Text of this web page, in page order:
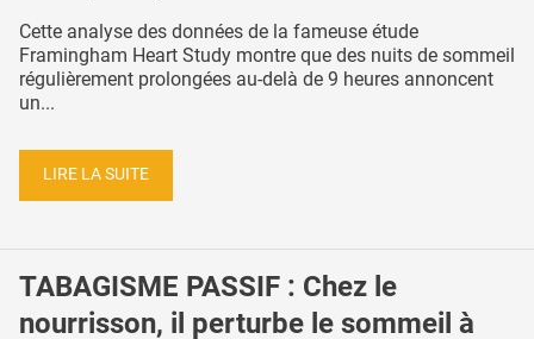
Cette analyse des données de la fameuse étude
Framingham Heart Study montre que des nuits de sommeil
régulièrement prolongées au-delà de 9 heures annoncent
un...
LIRE LA SUITE
TABAGISME PASSIF : Chez le
nourrisson, il perturbe le sommeil à